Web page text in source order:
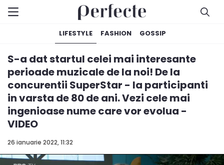
LIFESTYLE FASHION GOSSIP
26 ianuarie 2022, 11:32
S-a dat startul celei mai interesante
perioade muzicale de la noi! De la
concurentii SuperStar - la participanti
in varsta de 80 de ani. Vezi cele mai
ingenioase nume care vor evolua -
VIDEO